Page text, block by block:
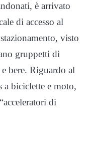
è arrivato
di accesso al
visto
gruppetti di
bere. Riguardo al
biciclette e moto,
di